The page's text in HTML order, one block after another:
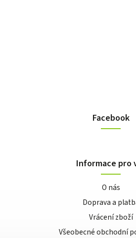
Facebook
Informace pro
O nás
Doprava a
Vrácení zboží
Všeobecné obchodní